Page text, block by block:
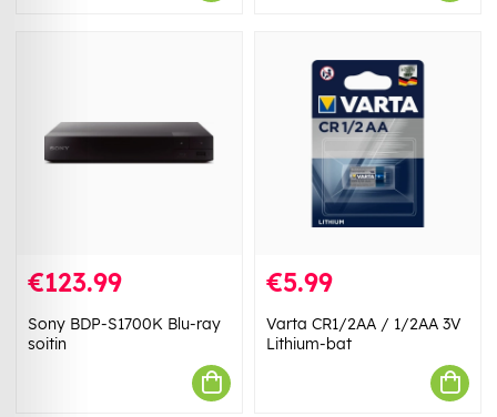
€123.99
Sony BDP-S1700K Blu-ray
soitin
€5.99
Varta CR1/2AA / 1/2AA 3V
Lithium-bat